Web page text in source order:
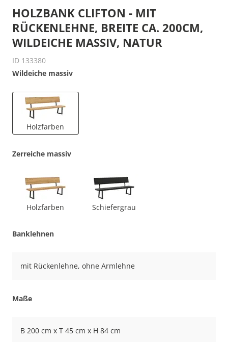
HOLZBANK CLIFTON - MIT
RÜCKENLEHNE, BREITE CA. 200CM,
WILDEICHE MASSIV, NATUR
ID 133380
Wildeiche massiv
Holzfarben
Zerreiche massiv
Holzfarben Schiefergrau
Banklehnen
mit Rückenlehne, ohne Armlehne
Maße
B 200 cm x T 45 cm x H 84 cm